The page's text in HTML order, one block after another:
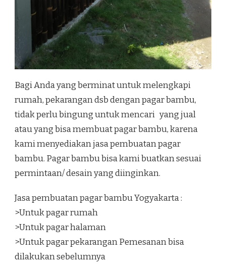
Bagi Anda yang berminat untuk melengkapi
rumah, pekarangan dsb dengan pagar bambu,
tidak perlu bingung untuk mencari yang jual
atau yang bisa membuat pagar bambu, karena
kami menyediakan jasa pembuatan pagar
bambu. Pagar bambu bisa kami buatkan sesuai
permintaan/ desain yang diinginkan.
Jasa pembuatan pagar bambu Yogyakarta :
>Untuk pagar rumah
>Untuk pagar halaman
>Untuk pagar pekarangan Pemesanan bisa
dilakukan sebelumnya